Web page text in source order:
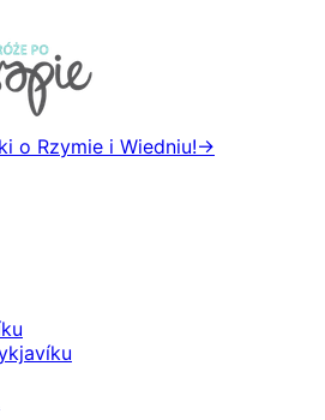
o Rzymie i Wiedniu!→